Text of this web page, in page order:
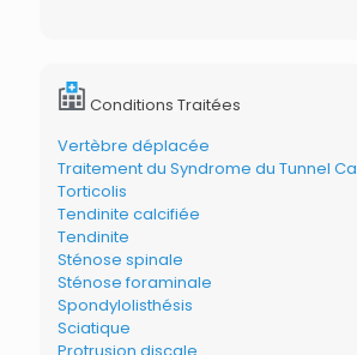
Conditions Traitées
Vertèbre déplacée
Traitement du Syndrome du Tunnel
Torticolis
Tendinite calcifiée
Tendinite
Sténose spinale
Sténose foraminale
Spondylolisthésis
Sciatique